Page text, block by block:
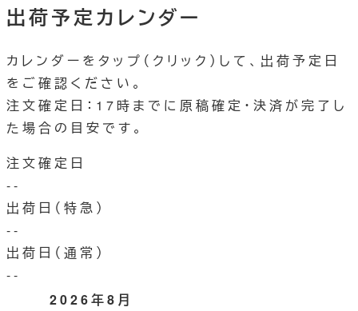
出荷予定カレンダー
カレンダーをタップ（クリック）して、出荷予定日
をご確認ください。
注文確定日：17時までに原稿確定・決済が完了し
た場合の目安です。
注文確定日
--
出荷日（特急）
--
出荷日（通常）
--
2026年8月